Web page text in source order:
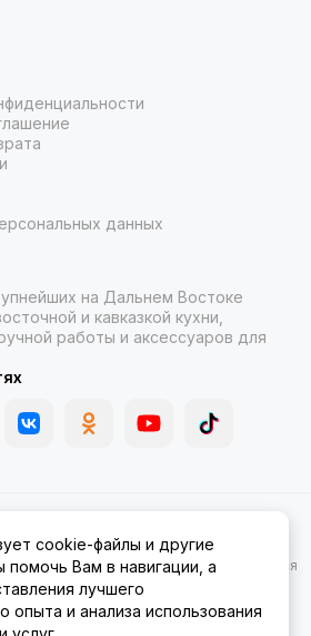
данных
на Дальнем Востоке
и кавказкой кухни,
работы и аксессуаров для
Карта сайта
ознакомительный характер и не является
офертой.
cookie-файлы и другие
помочь Вам в навигации, а
лучшего
опыта и анализа использования